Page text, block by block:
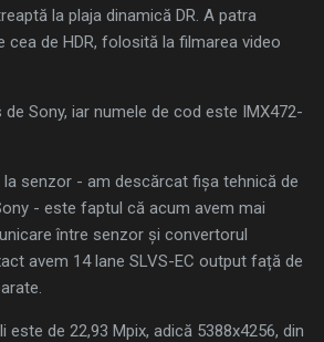
la plaja dinamică DR. A patra
cea de HDR, folosită la filmarea video
Sony, iar numele de cod este IMX472-
senzor - am descărcat fișa tehnică de
- este faptul că acum avem mai
între senzor și convertorul
avem 14 lane SLVS-EC output față de
este de 22,93 Mpix, adică 5388x4256, din